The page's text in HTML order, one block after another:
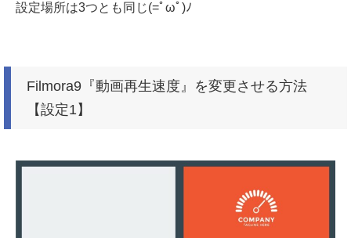
設定場所は3つとも同じ(=ﾟωﾟ)ﾉ
Filmora9『動画再生速度』を変更させる方法
【設定1】